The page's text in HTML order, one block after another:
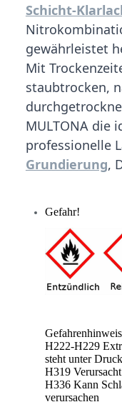
Schicht-
gewährleistet
Mit
staubtrocken,
MULTONA die
professionelle
Grundierung,
Gefahr!
H222-H229
steht unter
H319
H336 Kann
verursachen